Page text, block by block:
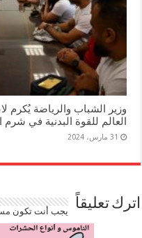
وزير الشباب والرياضة يُكرم
العالم للقوة البدنية في شرم
31 مارس، 2024
اترك تعليقاً يجب أنت تكون